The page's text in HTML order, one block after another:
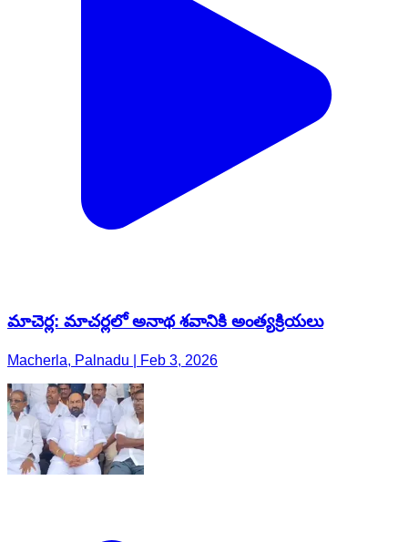
మాచెర్ల: మాచర్లలో అనాథ శవానికి అంత్యక్రియలు
Macherla, Palnadu | Feb 3, 2026